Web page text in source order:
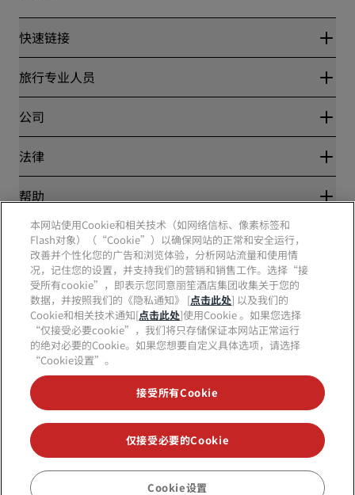
预订
快速链接
丽赏会
Blog
目的地
丽笙酒店集团APP
体育认证酒店
家庭友好型酒店
旅行专业人员
合作伙伴
公司
丽笙酒店集团
工作机会 RHG
工作机会 PPHE
工作机会 EHL
The Club by RHG
发展机会
责任经营
采购
法律
隐私中心
丽赏会条款和条件
网站使用协议
数字无障碍
现代奴隶制声明
帮助
消费者警示
联系方式
常见问题
网站地图
社交媒体
丽笙酒店集团品牌
不再错失我们最受欢迎的酒店优惠
© 2026 丽笙酒店集团.保留所有权利。RHG丽笙酒店集团、丽筠、丽芮、丽
笙、丽笙精选、丽祺、丽亭、丽柏、丽怡、Prize by Radisson、丽赏会和丽
本网站使用Cookie和相关技术（如网络信标、像素标签和
Flash对象）（“Cookie”）以确保网站的正常和安全运行，
改善并个性化您的广告和浏览体验，分析网站流量和使用情
况，记住您的设置，并支持我们的营销和销售工作。选择“接
受所有cookie”，即表示您同意丽笙酒店集团收集关于您的
数据，并按照我们的《隐私通知》 [点击此处] 以及我们的
Cookie和相关技术通知[点击此处]使用Cookie 。如果您选择
“仅接受必要cookie”，我们将只存储保证本网站正常运行
的绝对必要的Cookie。如果您想要自定义具体选项，请选择
“Cookie设置”。
接受所有Cookie
仅接受必要的Cookie
Cookie设置